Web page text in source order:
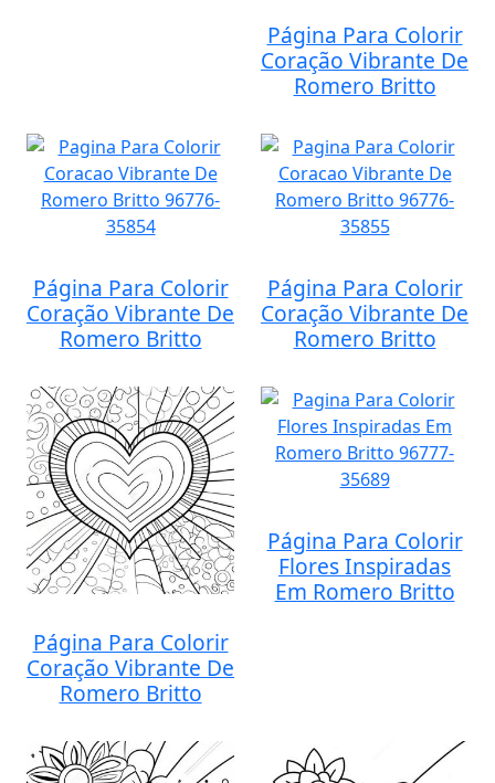
Página Para Colorir
Coração Vibrante De
Romero Britto
Página Para Colorir
Coração Vibrante De
Romero Britto
Página Para Colorir
Coração Vibrante De
Romero Britto
Página Para Colorir
Coração Vibrante De
Romero Britto
Página Para Colorir
Flores Inspiradas
Em Romero Britto